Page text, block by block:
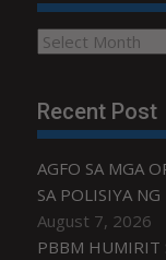
Archives
Recent Post
AGFO SA MGA
SA POLISIYA
August 7, 2026
PBBM HUMIRIT